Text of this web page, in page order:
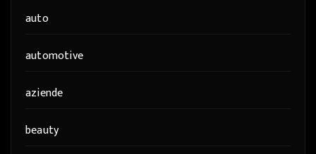
auto
automotive
aziende
beauty